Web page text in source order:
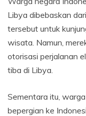
Libya dibebaskan
tersebut untuk
wisata. Namun,
otorisasi perjalanan
tiba di Libya.
Sementara itu,
bepergian ke